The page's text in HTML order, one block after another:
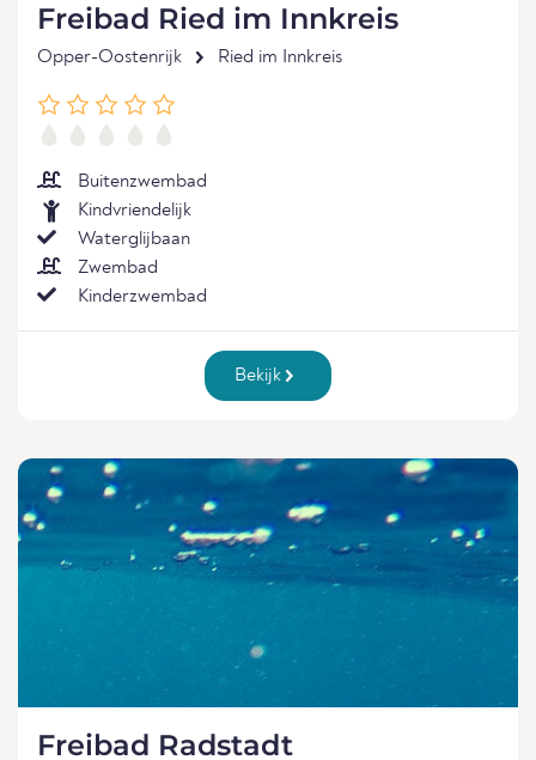
Freibad Ried im Innkreis
Opper-Oostenrijk Ried im Innkreis
Buitenzwembad
Kindvriendelijk
Waterglijbaan
Zwembad
Kinderzwembad
Bekijk
Freibad Radstadt